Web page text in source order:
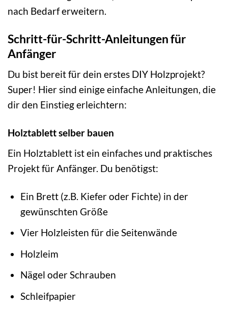
nach Bedarf erweitern.
Schritt-für-Schritt-Anleitungen für
Anfänger
Du bist bereit für dein erstes DIY Holzprojekt?
Super! Hier sind einige einfache Anleitungen, die
dir den Einstieg erleichtern:
Holztablett selber bauen
Ein Holztablett ist ein einfaches und praktisches
Projekt für Anfänger. Du benötigst:
Ein Brett (z.B. Kiefer oder Fichte) in der
gewünschten Größe
Vier Holzleisten für die Seitenwände
Holzleim
Nägel oder Schrauben
Schleifpapier